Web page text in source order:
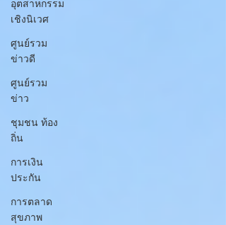
อุตสาหกรรม
เชิงนิเวศ
ศูนย์รวม
ข่าวดี
ศูนย์รวม
ข่าว
ชุมชน ท้อง
ถิ่น
การเงิน
ประกัน
การตลาด
สุขภาพ